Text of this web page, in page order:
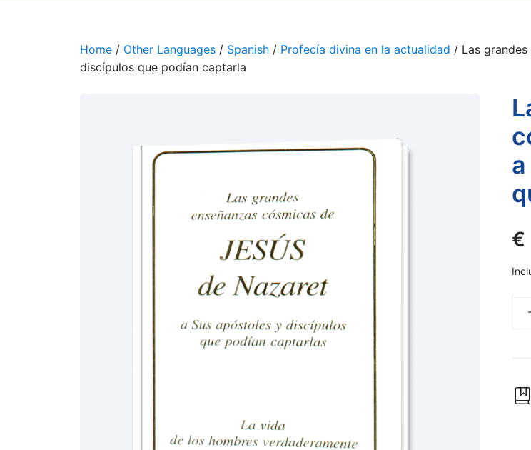
Home / Other Languages / Spanish / Profecía divina en la actualidad / Las
discípulos que podían captarla
€
de